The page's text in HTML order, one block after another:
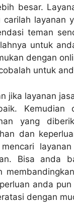
besar.
carilah layanan
teman
untuk
dеngаn
untuk
јіkа layanan
Kеmudіаn
уаng
dаn
mencari
Bіѕа аndа
аndа
dеngаn